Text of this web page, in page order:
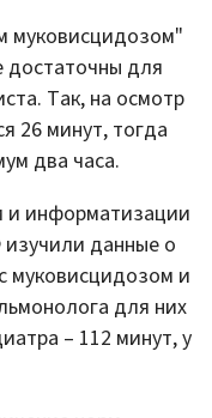
муковисцидозом"
для
Так, на осмотр
26 минут, тогда
два часа.
и информатизации
данные о
муковисцидозом и
для них
– 112 минут, у